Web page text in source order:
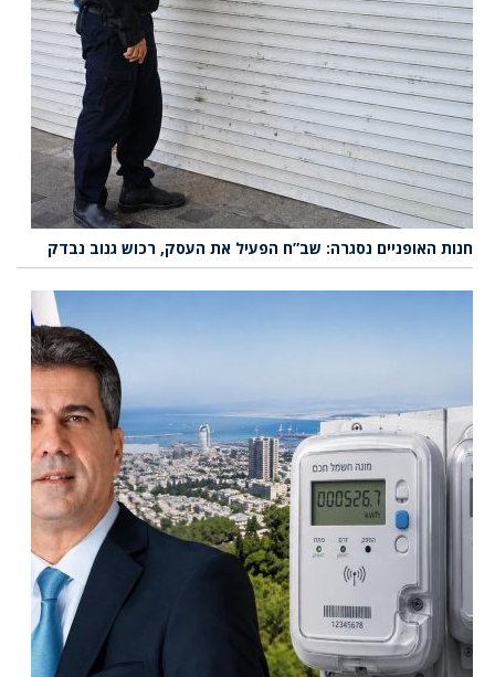
חנות האופניים נסגרה: שב”ח הפעיל את העסק, רכוש גנוב נבדק